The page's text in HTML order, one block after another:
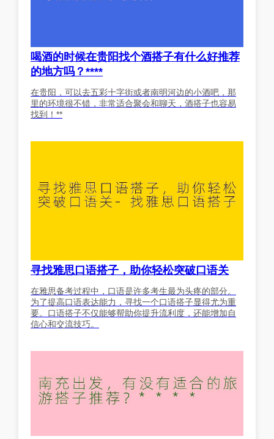
喝酒的时候在贵阳找个酒搭子有什么好推荐
的地方吗？****
在贵阳，可以去五彩十字街或者南明河边的小酒吧，那
里的环境很不错，非常适合聚会和聊天，酒搭子也容易
找到！**
寻找雅思口语搭子，助你轻松突破口语关
在雅思备考过程中，口语是许多考生最为头疼的部分。
为了提高口语表达能力，寻找一个口语搭子显得尤为重
要。口语搭子不仅能够帮助你提升流利度，还能增加自
信心和交流技巧。